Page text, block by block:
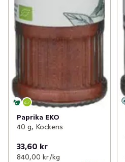
Paprika EKO
40 g, Kockens
33,60 kr
840,00 kr /kg